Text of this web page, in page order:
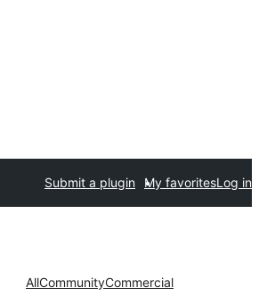
Submit a plugin My favoritesLog in
AllCommunityCommercial